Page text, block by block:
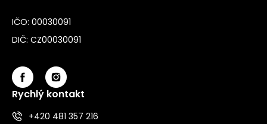
IČO: 00030091
DIČ: CZ00030091
Rychlý kontakt
+420 481 357 216